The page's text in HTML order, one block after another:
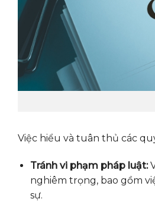
Việc hiểu và tuân thủ các
Tránh vi phạm pháp luật:
nghiêm trọng, bao gồm
sự.